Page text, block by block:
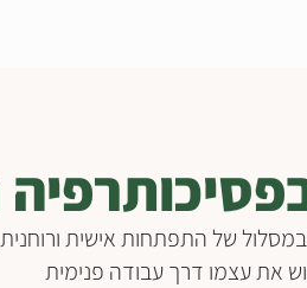
של התפתחות אישית
את עצמו דרך עבודה פנימית